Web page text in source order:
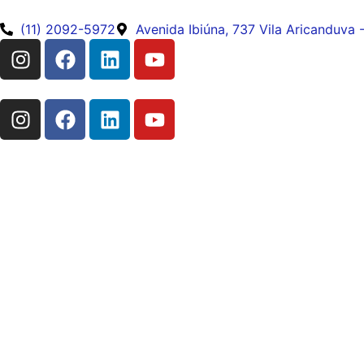
(11) 2092-5972 Avenida Ibiúna, 737 Vila Aricanduva